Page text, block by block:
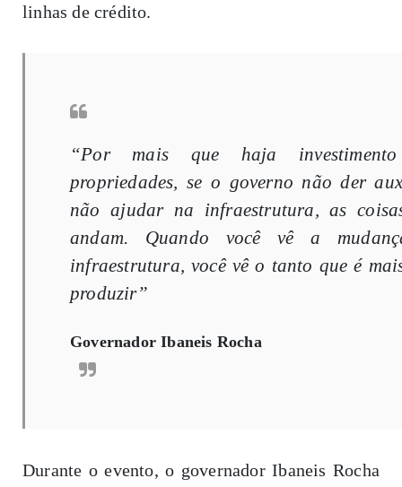
linhas de crédito.
“Por mais que haja
propriedades, se o governo não der
não ajudar na infraestrutura, as
andam. Quando você vê a
infraestrutura, você vê o tanto que é
produzir”
Governador Ibaneis Rocha
Durante o evento, o governador Ibaneis Rocha